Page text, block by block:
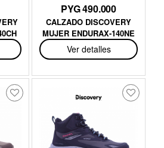
PYG 490.000
CALZADO DISCOVERY
MUJER ENDURAX-140NE
Ver detalles